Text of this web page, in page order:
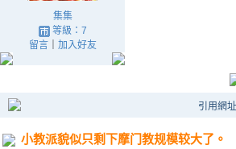
集集
等級：7
留言｜ 加入好友
引用網
小教派貌似只剩下摩门教规模较大了。